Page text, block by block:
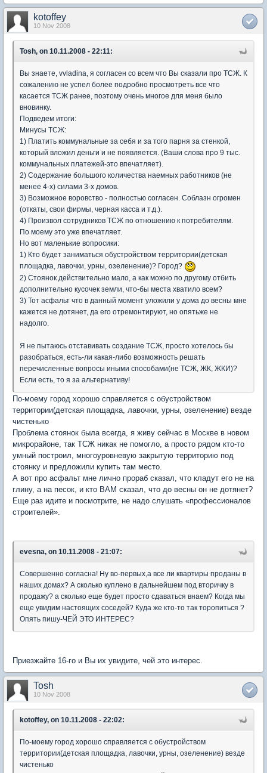
kotoffey
10 Nov 2008
Tosh, on 10.11.2008 - 22:11:
Вы знаете, vvladina, я согласен со всем что Вы сказали про ТСЖ. К
сожалению не успел более подробно просмотреть все что
касается ТСЖ ранее, поэтому очень многое для меня было
вновинку.
Подведем итоги:
Минусы ТСЖ:
1) Платить коммунальные за себя и за того парня за стенкой,
который вложил деньги и не появляется. (Ваши слова про 9 тыс.
коммунальных платежей-это впечатляет).
2) Содержание большого количества наемных работников (не
менее 4-х) силами 3-х домов.
3) Возможное воровство - полностью согласен. Соблазн огромен
(откаты, свои фирмы, черная касса и т.д.).
4) Произвол сотрудников ТСЖ по отношению к потребителям.
По моему это уже впечатляет.
Но вот маленькие вопросики:
1) Кто будет заниматься обустройством территории(детская
площадка, лавочки, урны, озеленение)? Город?
2) Стоянок действительно мало, а как можно по другому отбить
дополнительно кусочек земли, что-бы места хватило всем?
3) Тот асфальт что в данный момент уложили у дома до весны мне
кажется не дотянет, да его отремонтируют, но опятьже не
надолго.
Я не пытаюсь отставивать создание ТСЖ, просто хотелось бы
разобраться, есть-ли какая-либо возможность решать
перечисленные вопросы иными способами(не ТСЖ, ЖК, ЖКИ)?
Если есть, то я за альтернативу!
По-моему город хорошо справляется с обустройством
территории(детская площадка, лавочки, урны, озеленение) везде
чистенько
Проблема стоянок была всегда, я живу сейчас в Москве в новом
микрорайоне, так ТСЖ никак не помогло, а просто рядом кто-то
умный построил, многоуровневую закрытую территорию под
стоянку и предложили купить там место.
А вот про асфальт мне лично прораб сказал, что кладут его не на
глину, а на песок, и кто ВАМ сказал, что до весны он не дотянет?
Еще раз идите и посмотрите, не надо слушать «профессионалов
строителей».
evesna, on 10.11.2008 - 21:07:
Совершенно согласна! Ну во-первых,а все ли квартиры проданы в
наших домах? А сколько куплено в дальнейшем под вторичку в
продажу? а сколько еще будет просто сдаваться внаем? Когда мы
еще увидим настоящих соседей? Куда же кто-то так торопиться ?
Опять пишу-ЧЕЙ ЭТО ИНТЕРЕС?
Приезжайте 16-го и Вы их увидите, чей это интерес.
Tosh
10 Nov 2008
kotoffey, on 10.11.2008 - 22:02:
По-моему город хорошо справляется с обустройством
территории(детская площадка, лавочки, урны, озеленение) везде
чистенько